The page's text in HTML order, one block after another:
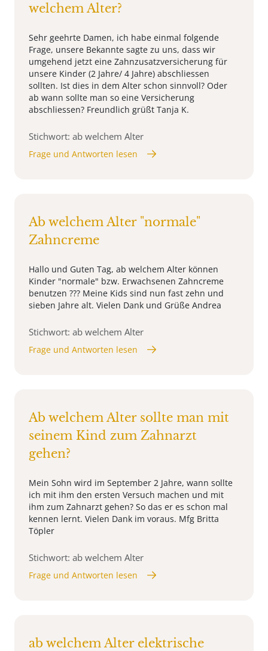
welchem Alter?
Sehr geehrte Damen, ich habe einmal folgende
Frage, unsere Bekannte sagte zu uns, dass wir
umgehend jetzt eine Zahnzusatzversicherung für
unsere Kinder (2 Jahre/ 4 Jahre) abschliessen
sollten. Ist dies in dem Alter schon sinnvoll? Oder
ab wann sollte man so eine Versicherung
abschliessen? Freundlich grüßt Tanja K.
Stichwort: ab welchem Alter
Frage und Antworten lesen
Ab welchem Alter "normale"
Zahncreme
Hallo und Guten Tag, ab welchem Alter können
Kinder "normale" bzw. Erwachsenen Zahncreme
benutzen ??? Meine Kids sind nun fast zehn und
sieben Jahre alt. Vielen Dank und Grüße Andrea
Stichwort: ab welchem Alter
Frage und Antworten lesen
Ab welchem Alter sollte man mit
seinem Kind zum Zahnarzt
gehen?
Mein Sohn wird im September 2 Jahre, wann sollte
ich mit ihm den ersten Versuch machen und mit
ihm zum Zahnarzt gehen? So das er es schon mal
kennen lernt. Vielen Dank im voraus. Mfg Britta
Töpler
Stichwort: ab welchem Alter
Frage und Antworten lesen
ab welchem Alter elektrische